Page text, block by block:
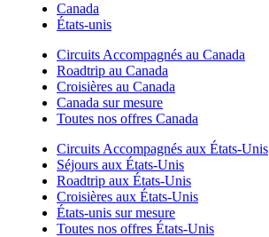
Canada
États-unis
Circuits Accompagnés au Canada
Roadtrip au Canada
Croisières au Canada
Canada sur mesure
Toutes nos offres Canada
Circuits Accompagnés aux États-Unis
Séjours aux États-Unis
Roadtrip aux États-Unis
Croisières aux États-Unis
États-unis sur mesure
Toutes nos offres États-Unis